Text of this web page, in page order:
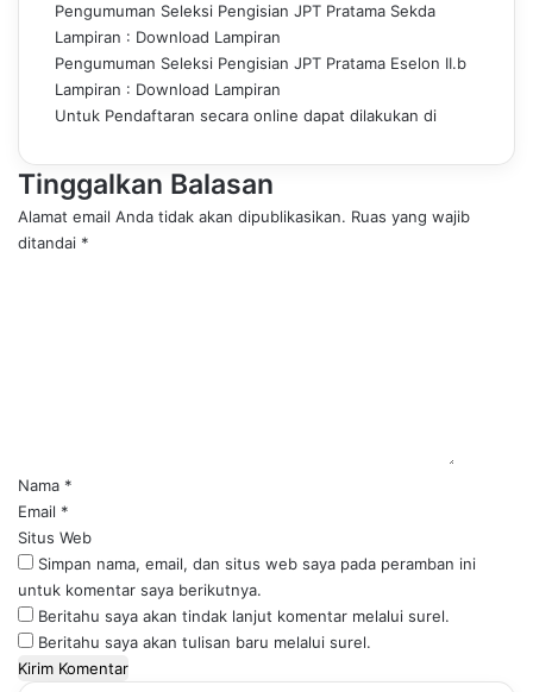
Pengumuman Seleksi Pengisian JPT Pratama Sekda
Lampiran : Download Lampiran
Pengumuman Seleksi Pengisian JPT Pratama Eselon II.b
Lampiran : Download Lampiran
Untuk Pendaftaran secara online dapat dilakukan di
Tinggalkan Balasan
Alamat email Anda tidak akan dipublikasikan. Ruas yang wajib
ditandai *
*Nama *
Email *
Situs Web
Simpan nama, email, dan situs web saya pada peramban ini
untuk komentar saya berikutnya.
Beritahu saya akan tindak lanjut komentar melalui surel.
Beritahu saya akan tulisan baru melalui surel.